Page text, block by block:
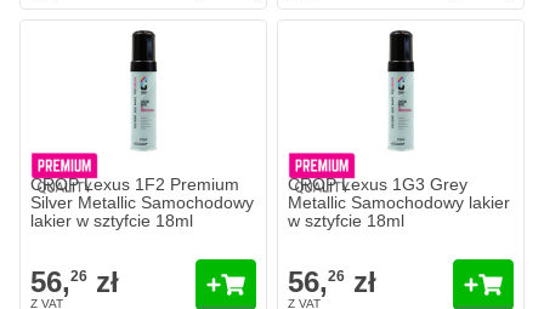
CROP Lexus 1F2 Premium
Silver Metallic Samochodowy
lakier w sztyfcie 18ml
56,26 zł
CROP Lexus 1G3 Grey
Metallic Samochodowy lakier
w sztyfcie 18ml
56,26 zł